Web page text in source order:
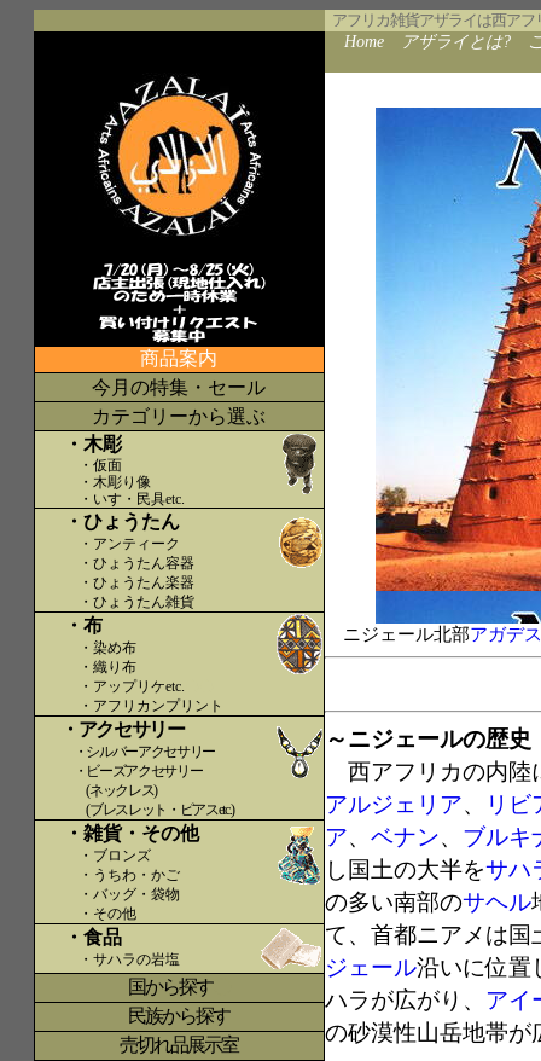
アフリカ雑貨アザライは西ア
Home
アザライとは?
商品案内
今月の特集・セール
カテゴリーから選ぶ
・木彫
・仮面
・木彫り像
・いす・民具etc.
・ひょうたん
・アンティーク
・ひょうたん容器
・ひょうたん楽器
・ひょうたん雑貨
・布
・染め布
・織り布
・アップリケetc.
・アフリカンプリント
・アクセサリー
・シルバーアクセサリー
・ビーズアクセサリー
(ネックレス)
(ブレスレット・ピアスetc.)
・雑貨・その他
・ブロンズ
・うちわ・かご
・バッグ・袋物
・その他
・食品
・サハラの岩塩
国から探す〇
民族から探す
売切れ品展示室
ニジェール北部アガデス
～ニジェールの歴史
西アフリカの内陸
アルジェリア、
リビ
ア、 ベナン、 ブルキ
し国土の大半をサハ
の多い南部のサヘル
て、首都ニアメは国
ジェール沿いに位置
ハラが広がり、
アイ
の砂漠性山岳地帯が